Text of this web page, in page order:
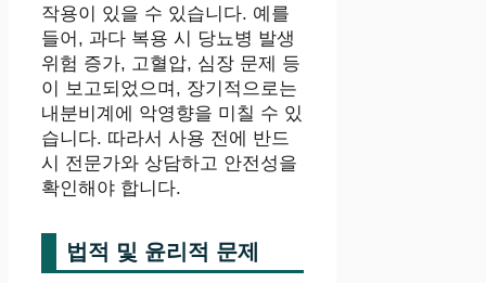
작용이 있을 수 있습니다. 예를
들어, 과다 복용 시 당뇨병 발생
위험 증가, 고혈압, 심장 문제 등
이 보고되었으며, 장기적으로는
내분비계에 악영향을 미칠 수 있
습니다. 따라서 사용 전에 반드
시 전문가와 상담하고 안전성을
확인해야 합니다.
법적 및 윤리적 문제